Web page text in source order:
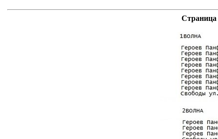
Страница